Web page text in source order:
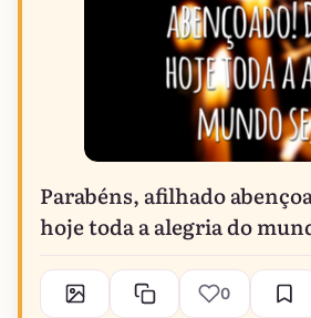
Parabéns, afilhado
hoje toda a alegria do
0